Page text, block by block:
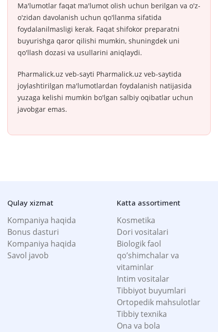
Ma'lumotlar faqat ma'lumot olish uchun berilgan va o'z-
o'zidan davolanish uchun qo'llanma sifatida
foydalanilmasligi kerak. Faqat shifokor preparatni
buyurishga qaror qilishi mumkin, shuningdek uni
qo'llash dozasi va usullarini aniqlaydi.
Pharmalick.uz veb-sayti Pharmalick.uz veb-saytida
joylashtirilgan ma'lumotlardan foydalanish natijasida
yuzaga kelishi mumkin bo'lgan salbiy oqibatlar uchun
javobgar emas.
Qulay xizmat
Kompaniya haqida
Bonus dasturi
Kompaniya haqida
Savol javob
Katta assortiment
Kosmetika
Dori vositalari
Biologik faol
qo’shimchalar va
vitaminlar
Intim vositalar
Tibbiyot buyumlari
Ortopedik mahsulotlar
Tibbiy texnika
Ona va bola